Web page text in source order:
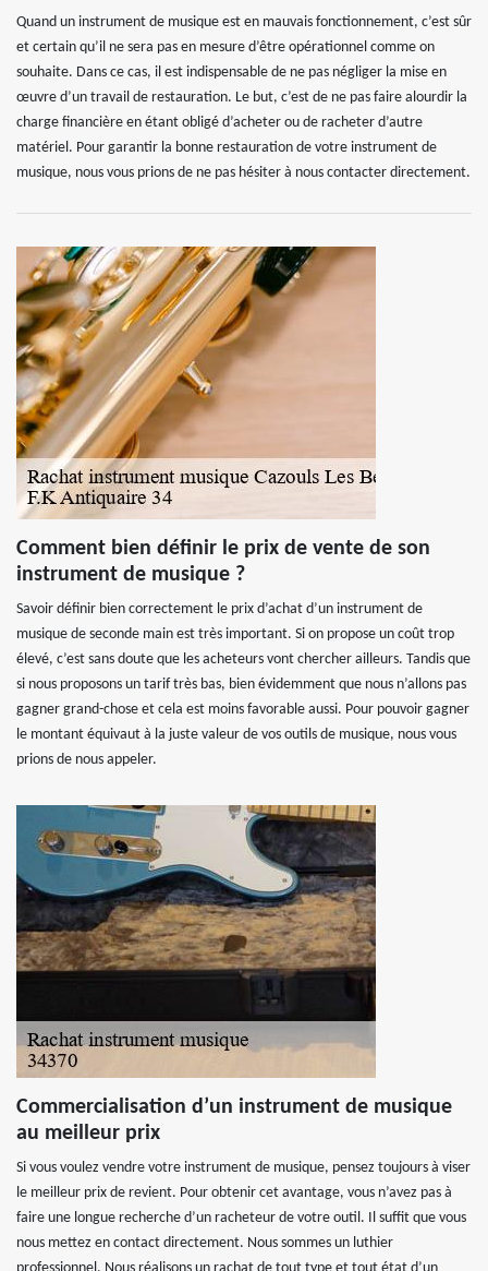
Quand un instrument de musique est en mauvais fonctionnement, c’est sûr
et certain qu’il ne sera pas en mesure d’être opérationnel comme on
souhaite. Dans ce cas, il est indispensable de ne pas négliger la mise en
œuvre d’un travail de restauration. Le but, c’est de ne pas faire alourdir la
charge financière en étant obligé d’acheter ou de racheter d’autre
matériel. Pour garantir la bonne restauration de votre instrument de
musique, nous vous prions de ne pas hésiter à nous contacter directement.
Comment bien définir le prix de vente de son
instrument de musique ?
Savoir définir bien correctement le prix d’achat d’un instrument de
musique de seconde main est très important. Si on propose un coût trop
élevé, c’est sans doute que les acheteurs vont chercher ailleurs. Tandis que
si nous proposons un tarif très bas, bien évidemment que nous n’allons pas
gagner grand-chose et cela est moins favorable aussi. Pour pouvoir gagner
le montant équivaut à la juste valeur de vos outils de musique, nous vous
prions de nous appeler.
Commercialisation d’un instrument de musique
au meilleur prix
Si vous voulez vendre votre instrument de musique, pensez toujours à viser
le meilleur prix de revient. Pour obtenir cet avantage, vous n’avez pas à
faire une longue recherche d’un racheteur de votre outil. Il suffit que vous
nous mettez en contact directement. Nous sommes un luthier